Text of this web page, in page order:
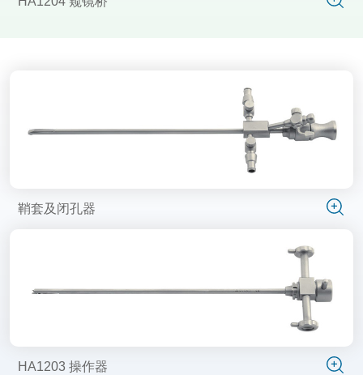
鞘套及闭孔器
HA1203 操作器